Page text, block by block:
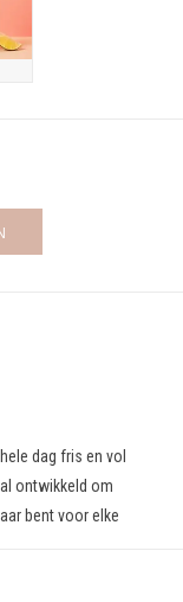
dag fris en vol
ontwikkeld om
bent voor elke